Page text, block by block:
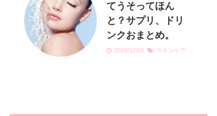
てうそってほん
と？サプリ、ドリ
ンクおまとめ。
2016/12/01 スキンケア